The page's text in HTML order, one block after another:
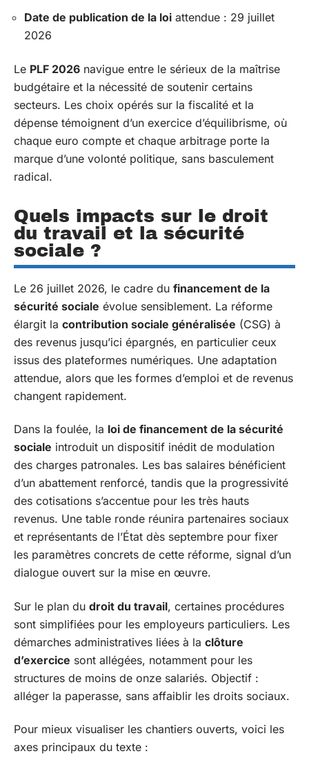
Date de publication de la loi attendue : 29 juillet
2026
Le PLF 2026 navigue entre le sérieux de la maîtrise
budgétaire et la nécessité de soutenir certains
secteurs. Les choix opérés sur la fiscalité et la
dépense témoignent d’un exercice d’équilibrisme, où
chaque euro compte et chaque arbitrage porte la
marque d’une volonté politique, sans basculement
radical.
Quels impacts sur le droit
du travail et la sécurité
sociale ?
Le 26 juillet 2026, le cadre du financement de la
sécurité sociale évolue sensiblement. La réforme
élargit la contribution sociale généralisée (CSG) à
des revenus jusqu’ici épargnés, en particulier ceux
issus des plateformes numériques. Une adaptation
attendue, alors que les formes d’emploi et de revenus
changent rapidement.
Dans la foulée, la loi de financement de la sécurité
sociale introduit un dispositif inédit de modulation
des charges patronales. Les bas salaires bénéficient
d’un abattement renforcé, tandis que la progressivité
des cotisations s’accentue pour les très hauts
revenus. Une table ronde réunira partenaires sociaux
et représentants de l’État dès septembre pour fixer
les paramètres concrets de cette réforme, signal d’un
dialogue ouvert sur la mise en œuvre.
Sur le plan du droit du travail, certaines procédures
sont simplifiées pour les employeurs particuliers. Les
démarches administratives liées à la clôture
d’exercice sont allégées, notamment pour les
structures de moins de onze salariés. Objectif :
alléger la paperasse, sans affaiblir les droits sociaux.
Pour mieux visualiser les chantiers ouverts, voici les
axes principaux du texte :